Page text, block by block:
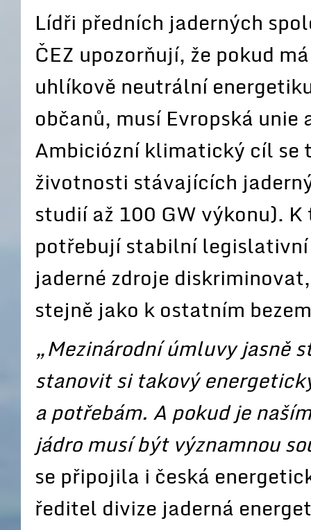
Lídři předních jaderných
ČEZ upozorňují, že pokud
uhlíkově neutrální
občanů, musí Evropská
Ambiciózní klimatický cíl se
životnosti stávajících
studií až 100 GW výkonu).
potřebují stabilní
jaderné zdroje
stejně jako k ostatním
„Mezinárodní úmluvy jasně
stanovit si takový
a potřebám. A pokud je
jádro musí být významnou
se připojila i česká
ředitel divize jaderná